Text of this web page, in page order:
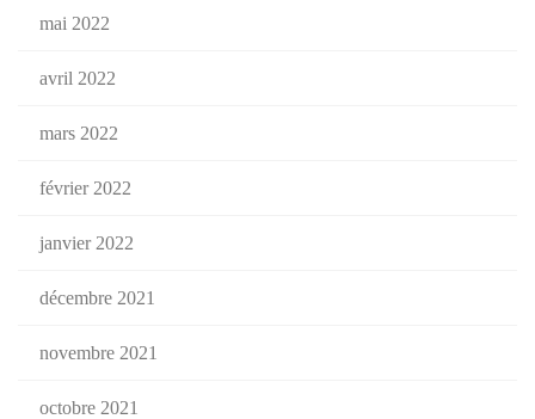
mai 2022
avril 2022
mars 2022
février 2022
janvier 2022
décembre 2021
novembre 2021
octobre 2021